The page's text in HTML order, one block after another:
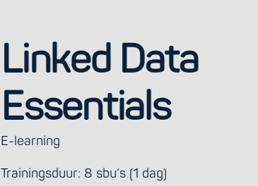
Linked Data
Essentials
E-learning
Trainingsduur: 8 sbu’s (1 dag)